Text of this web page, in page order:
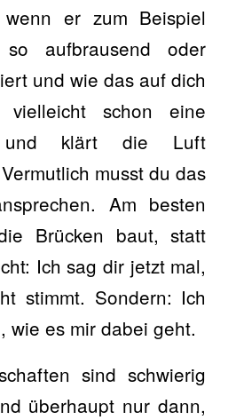
er zum Beispiel
aufbrausend oder
und wie das auf dich
schon eine
und klärt die Luft
musst du das
Am besten
Brücken baut, statt
Ich sag dir jetzt mal,
stimmt. Sondern: Ich
wie es mir dabei geht.
sind schwierig
überhaupt nur dann,